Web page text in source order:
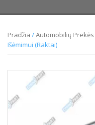
Pradžia /Automobilių Prekės
Išėmimui (Raktai)